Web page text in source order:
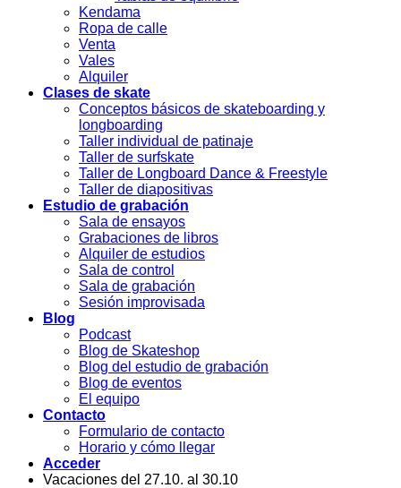
Kendama
Ropa de calle
Venta
Vales
Alquiler
Clases de skate
Conceptos básicos de skateboarding y
longboarding
Taller individual de patinaje
Taller de surfskate
Taller de Longboard Dance & Freestyle
Taller de diapositivas
Estudio de grabación
Sala de ensayos
Grabaciones de libros
Alquiler de estudios
Sala de control
Sala de grabación
Sesión improvisada
Blog
Podcast
Blog de Skateshop
Blog del estudio de grabación
Blog de eventos
El equipo
Contacto
Formulario de contacto
Horario y cómo llegar
Acceder
Vacaciones del 27.10. al 30.10